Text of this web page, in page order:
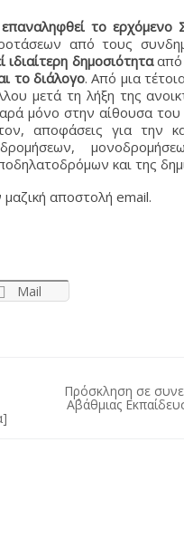
το ερχόμενο
από τους
ιδιαίτερη δημοσιότητααπό
το διάλογο. Από μια
μετά τη λήξη της
μόνο στην αίθουσα του
αποφάσεις για την
και της
αποστολή email.
Mail
Πρόσκληση σε
Α΄βάθμιας